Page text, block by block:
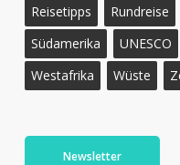
Reisetipps Rundreise
Südamerika
UNESCO
Westafrika
Wüste
Newsletter